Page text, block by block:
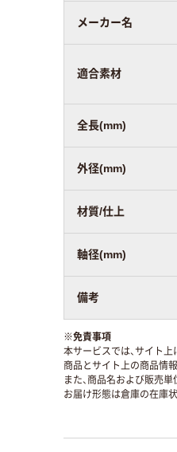
メーカー名
適合素材
全長(mm)
外径(mm)
材質/仕上
軸径(mm)
備考
※免責事項
本サービスでは、サイト上
商品とサイト上の商品情
また、商品名および販売単
お届け形態は倉庫の在庫